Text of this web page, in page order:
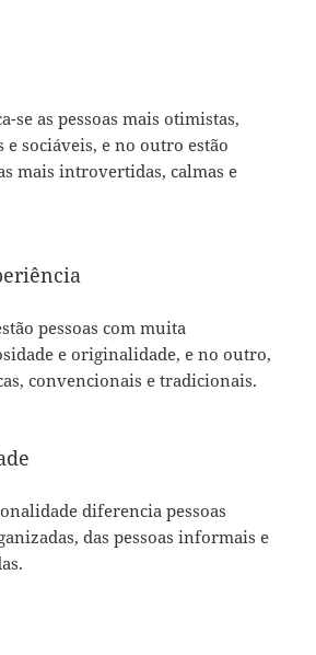
se as pessoas mais otimistas,
sociáveis, e no outro estão
mais introvertidas, calmas e
pessoas com muita
e originalidade, e no outro,
convencionais e tradicionais.
diferencia pessoas
das pessoas informais e